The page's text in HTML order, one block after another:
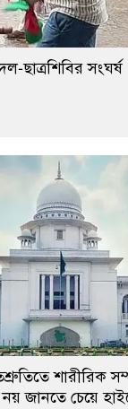
ছাত্রশিবির সংঘর্ষ
শারীরিক
জানতে চেয়ে